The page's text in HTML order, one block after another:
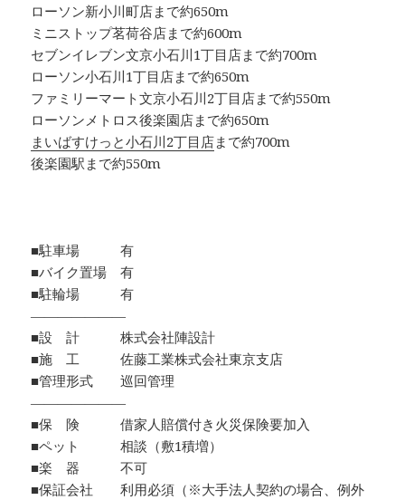
ローソン新小川町店まで約650m
ミニストップ茗荷谷店まで約600m
セブンイレブン文京小石川1丁目店まで約700m
ローソン小石川1丁目店まで約650m
ファミリーマート文京小石川2丁目店まで約550m
ローソンメトロス後楽園店まで約650m
まいばすけっと小石川2丁目店まで約700m
後楽園駅まで約550m
■駐車場 有
■バイク置場 有
■駐輪場 有
―――――――
■設 計 株式会社陣設計
■施 工 佐藤工業株式会社東京支店
■管理形式 巡回管理
―――――――
■保 険 借家人賠償付き火災保険要加入
■ペット 相談（敷1積増）
■楽 器 不可
■保証会社 利用必須（※大手法人契約の場合、例外